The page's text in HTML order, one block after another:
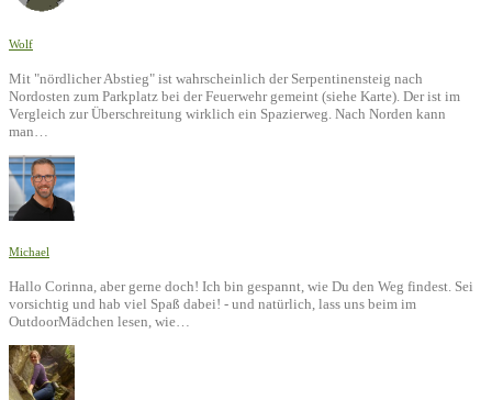
Wolf
Mit "nördlicher Abstieg" ist wahrscheinlich der Serpentinensteig nach
Nordosten zum Parkplatz bei der Feuerwehr gemeint (siehe Karte). Der ist im
Vergleich zur Überschreitung wirklich ein Spazierweg. Nach Norden kann
man…
Michael
Hallo Corinna, aber gerne doch! Ich bin gespannt, wie Du den Weg findest. Sei
vorsichtig und hab viel Spaß dabei! - und natürlich, lass uns beim im
OutdoorMädchen lesen, wie…